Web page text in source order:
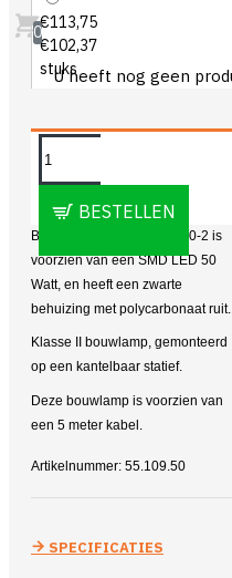
0
U heeft nog geen
€113,75
€102,37
stuks
BESTELLEN
OMSCHRIJVING
Bouwlamp LED Vetec VL50-2 is
voorzien van een SMD LED 50
Watt, en heeft een zwarte
behuizing met polycarbonaat ruit.
Klasse II bouwlamp, gemonteerd
op een kantelbaar statief.
Deze bouwlamp is voorzien van
een 5 meter kabel.
Artikelnummer: 55.109.50
SPECIFICATIES